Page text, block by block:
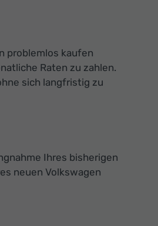
problemlos kaufen
Raten zu zahlen.
sich langfristig zu
Ihres bisherigen
neuen Volkswagen